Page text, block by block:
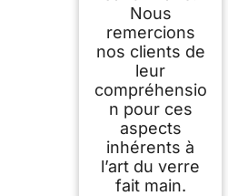
Nous
remercions
nos clients de
leur
compréhensio
n pour ces
aspects
inhérents à
l’art du verre
fait main.